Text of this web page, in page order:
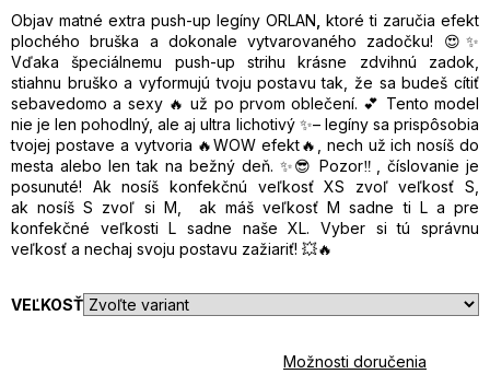
Objav matné extra push-up legíny ORLAN ktoré ti zaručia efekt
plochého bruška a dokonale vytvarovaného zadočku! 😍✨
Vďaka špeciálnemu push-up strihu krásne zdvihnú zadok,
stiahnu bruško a vyformujú tvoju postavu tak, že sa budeš cítiť
sebavedomo a sexy 🔥 už po prvom oblečení. 💕 Tento model
nie je len pohodlný, ale aj ultra lichotivý ✨– legíny sa prispôsobia
tvojej postave a vytvoria 🔥WOW efekt🔥
, nech už ich nosíš do
mesta alebo len tak na bežný deň. ✨😎 Pozor‼️, číslovanie je
posunuté! Ak nosíš konfekčnú veľkosť XS zvoľ veľkosť S,
ak nosíš S zvoľ si M, ak máš veľkosť M sadne ti L a pre
konfekčné veľkosti L sadne naše XL. Vyber si tú správnu
veľkosť a nechaj svoju postavu zažiariť! 💥🔥
VEĽKOSŤ
Možnosti doručenia
t
r
e
b
u
e